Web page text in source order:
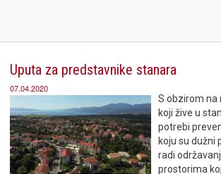
Uputa za predstavnike stanara
07.04.2020
S obzirom na
koji žive u
potrebi
koju su dužni
radi
prostorima